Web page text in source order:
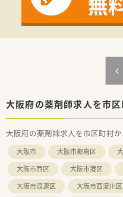
大阪府の薬剤師求人を市
大阪府の薬剤師求人を市区町村か
大阪市 大阪市都島区
大阪市西区
大阪市港区
大阪市浪速区
大阪市西淀川区